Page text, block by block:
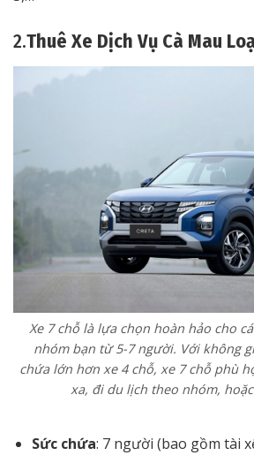
2.Thuê Xe Dịch Vụ Cà Mau
Xe 7 chỗ là lựa chọn hoàn hảo cho
nhóm bạn từ 5-7 người. Với không
chứa lớn hơn xe 4 chỗ, xe 7 chỗ phù
xa, đi du lịch theo nhóm,
Sức chứa: 7 người (bao gồm tài